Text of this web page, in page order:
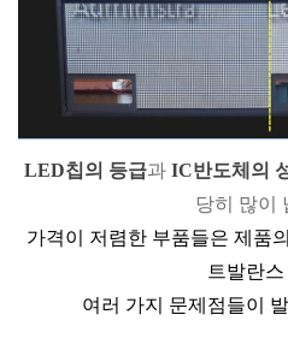
LED칩의 등급과 IC반도체의
당히 많이
가격이 저렴한 부품들은 제품
트발란스
여러 가지 문제점들이